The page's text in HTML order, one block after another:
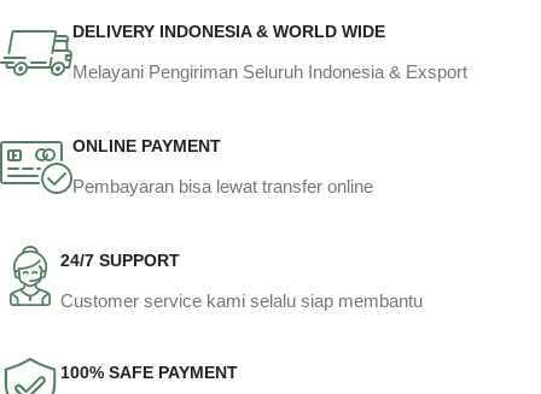
DELIVERY INDONESIA & WORLD WIDE
Melayani Pengiriman Seluruh Indonesia & Exsport
ONLINE PAYMENT
Pembayaran bisa lewat transfer online
24/7 SUPPORT
Customer service kami selalu siap membantu
100% SAFE PAYMENT